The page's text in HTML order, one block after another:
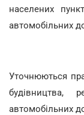
населених
автомобільних
Уточнюються
будівництва,
автомобільних